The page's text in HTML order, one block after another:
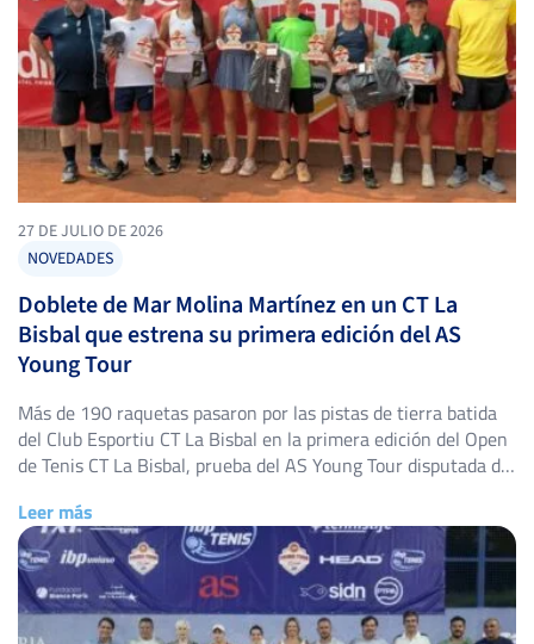
27 DE JULIO DE 2026
NOVEDADES
Doblete de Mar Molina Martínez en un CT La
Bisbal que estrena su primera edición del AS
Young Tour
Más de 190 raquetas pasaron por las pistas de tierra batida
del Club Esportiu CT La Bisbal en la primera edición del Open
de Tenis CT La Bisbal, prueba del AS Young Tour disputada del
gerundense, con siete pistas de tenis y siete […]
Leer más